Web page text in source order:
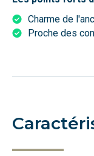
Charme de
Proche des